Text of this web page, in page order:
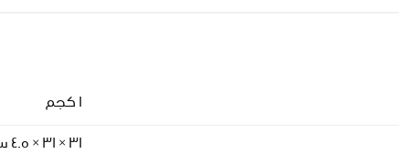
1 كجم
31 × 31 × 4.5 سم